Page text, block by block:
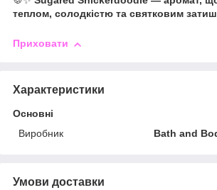
теплом, солодкістю та святковим
Приховати
Характеристики
Основні
Виробник
Bath and
Умови доставки